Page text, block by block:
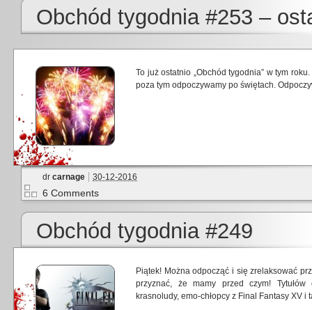
Obchód tygodnia #253 –
To już ostatnio „Obchód tygodnia” w tym
poza tym odpoczywamy po świętach.
dr carnage 30-12-2016
6 Comments
Obchód tygodnia #249
Piątek! Można odpocząć i się zrelaksować
przyznać, że mamy przed czym!
krasnoludy, emo-chłopcy z Final Fantasy XV